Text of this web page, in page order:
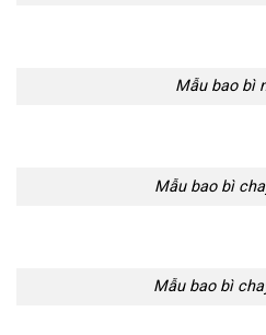
Mẫu bao bì
Mẫu bao bì
Mẫu bao bì